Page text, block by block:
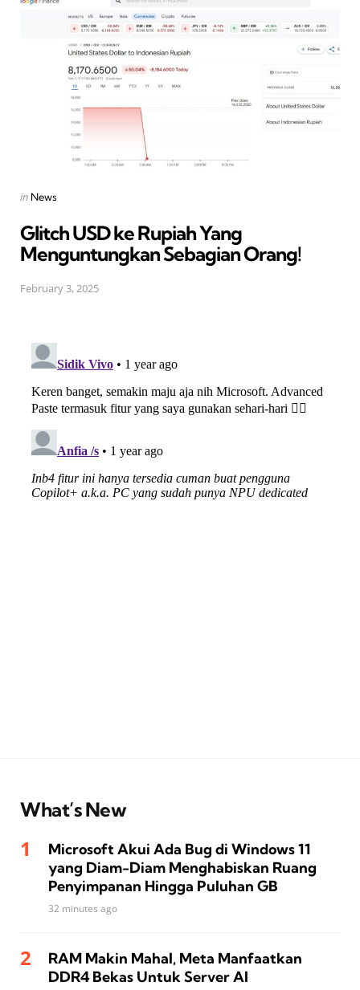
Posted
in News
Glitch USD ke Rupiah Yang
Menguntungkan Sebagian Orang!
February 3, 2025
What’s New
Microsoft Akui Ada Bug di Windows 11
yang Diam-Diam Menghabiskan Ruang
Penyimpanan Hingga Puluhan GB
32 minutes ago
RAM Makin Mahal, Meta Manfaatkan
DDR4 Bekas Untuk Server AI